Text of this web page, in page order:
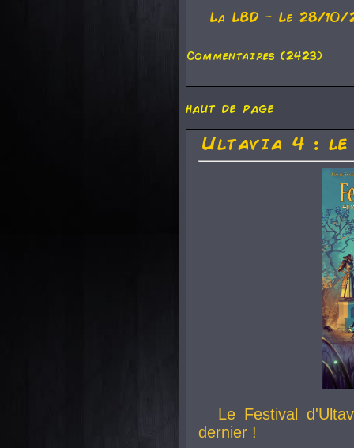
La LBD - Le 28/10/
Commentaires (2423)
haut de page
Ultavia 4 :
Le Festival
dernier !